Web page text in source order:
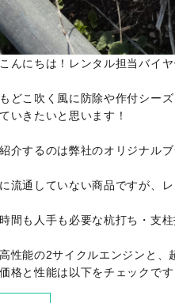
せ
付
んにちは！レンタル担当バイヤ
どこ吹く風に防除や作付シー
いきたいと思います！
介するのは弊社のオリジナル
流通していない商品ですが、
間も人手も必要な杭打ち・支
性能の2サイクルエンジンと、
格と性能は以下をチェックです